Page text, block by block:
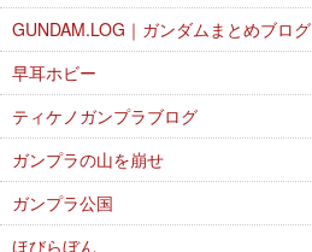
GUNDAM.LOG｜ガンダムまとめブログ
早耳ホビー
ティケノガンプラブログ
ガンプラの山を崩せ
ガンプラ公国
ほびらぼん